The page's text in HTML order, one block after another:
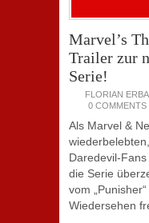
Marvel’s
Trailer zur
Serie!
FLORIAN
0 COMMENTS
Als Marvel &
Daredevil-
die Serie
vom
Wiedersehen